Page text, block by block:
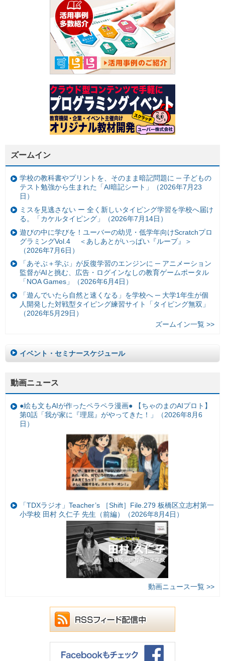
ズームイン
学校の教科書やプリントを、そのまま暗記問題に ─ 子どもの
テスト勉強から生まれた「AI暗記シート」（2026年7月23
日）
ミスを見逃さない ー 全く新しいタイピング学習を学校へ届け
る。「カケルタイピング」（2026年7月14日）
遊びの中に学びを！ユーバーの幼児・低学年向けScratchプロ
グラミングVol.4 ＜あしあとがいっぱい『ループ』＞
（2026年7月6日）
「あそぶ＋学ぶ」が反復学習のエンジンに ─ アニメーション
監督がAIと挑む、広告・ログインなしの教育ゲームポータル
「NOA Games」（2026年6月4日）
「遊んでいたら自然と速くなる」を学校へ ─ 大学1年生が個
人開発した対戦型タイピング練習サイト「タイピング無双」
（2026年5月29日）
ズームイン一覧 >>
イベント・セミナースケジュール
動画ニュース
●絵も文もAIが作ったペラペラ漫画● 【ちゃのまのAIプロト】
第0話「我が家に『理屈』がやってきた！」（2026年8月6
日）
「TDXラジオ」Teacher’s ［Shift］File.279 板橋区立志村第一
小学校 田村 久仁子 先生（前編）（2026年8月4日）
動画ニュース一覧 >>